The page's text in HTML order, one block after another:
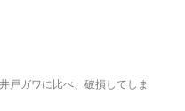
戸ガワに比べ、破損してしま